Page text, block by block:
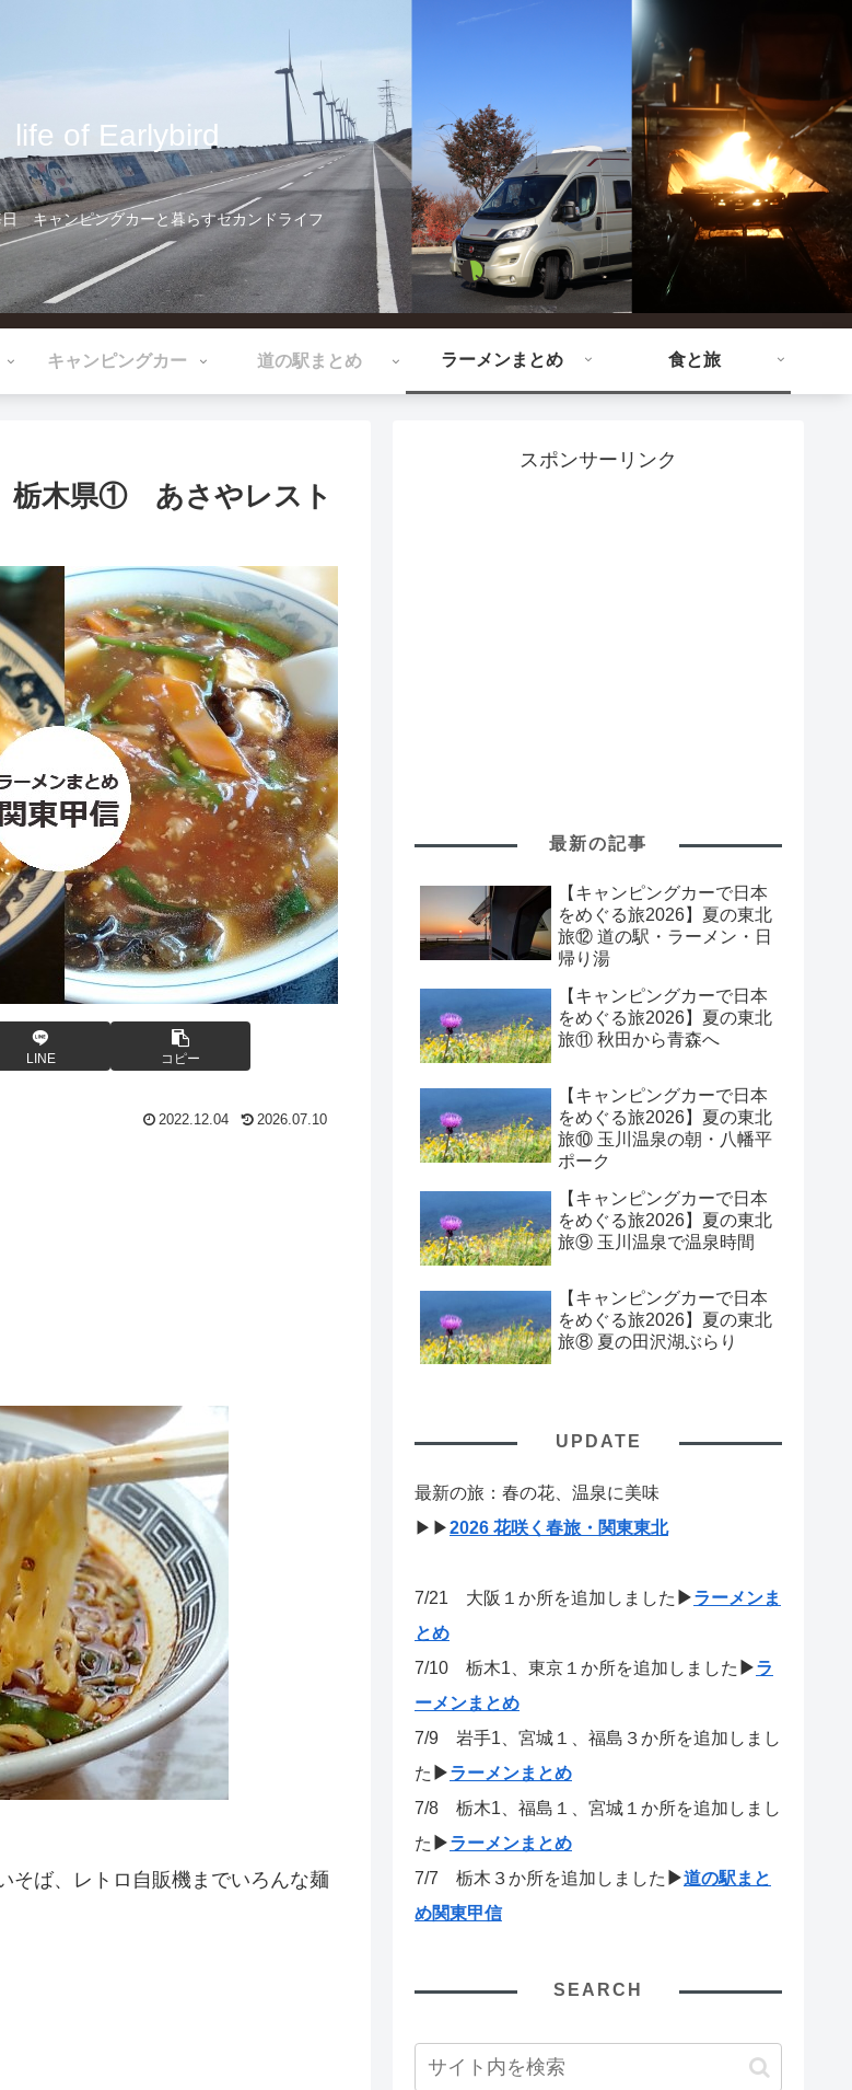
life of Earlybird
キャンピングカーと暮らすセカンドライフ
キャンピングカー 道の駅まとめ ラーメンまとめ 食と旅
栃木県① あさやレスト
LINE コピー
2022.12.04 2026.07.10
そば、レトロ自販機までいろんな麺
スポンサーリンク
最新の記事
【キャンピングカーで日本
をめぐる旅2026】夏の東北
旅⑫ 道の駅・ラーメン・日
帰り湯
【キャンピングカーで日本
をめぐる旅2026】夏の東北
旅⑪ 秋田から青森へ
【キャンピングカーで日本
をめぐる旅2026】夏の東北
旅⑩ 玉川温泉の朝・八幡平
ポーク
【キャンピングカーで日本
をめぐる旅2026】夏の東北
旅⑨ 玉川温泉で温泉時間
【キャンピングカーで日本
をめぐる旅2026】夏の東北
旅⑧ 夏の田沢湖ぶらり
UPDATE
最新の旅：春の花、温泉に美味
▶▶2026 花咲く春旅・関東東北
7/21 大阪１か所を追加しました ▶ラーメンま
とめ
7/10 栃木1、東京１か所を追加しました ▶ラ
ーメンまとめ
7/9 岩手1、宮城１、福島３か所を追加しまし
た ▶ラーメンまとめ
7/8 栃木1、福島１、宮城１か所を追加しまし
た ▶ラーメンまとめ
7/7 栃木３か所を追加しました ▶道の駅まと
め関東甲信
SEARCH